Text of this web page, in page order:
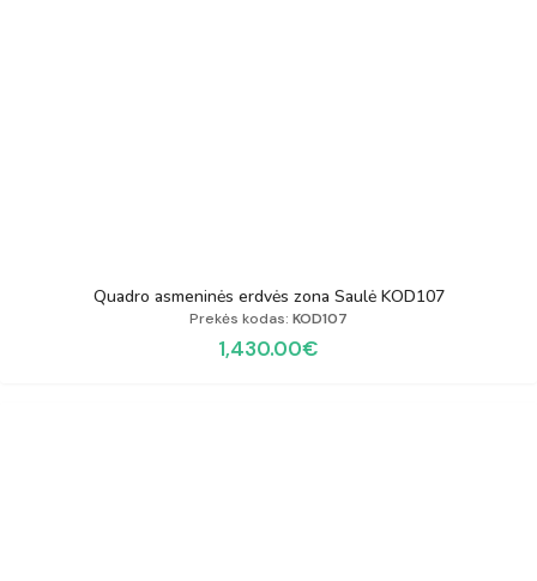
Quadro asmeninės erdvės zona Saulė KOD107
Prekės kodas: KOD107
1,430.00€